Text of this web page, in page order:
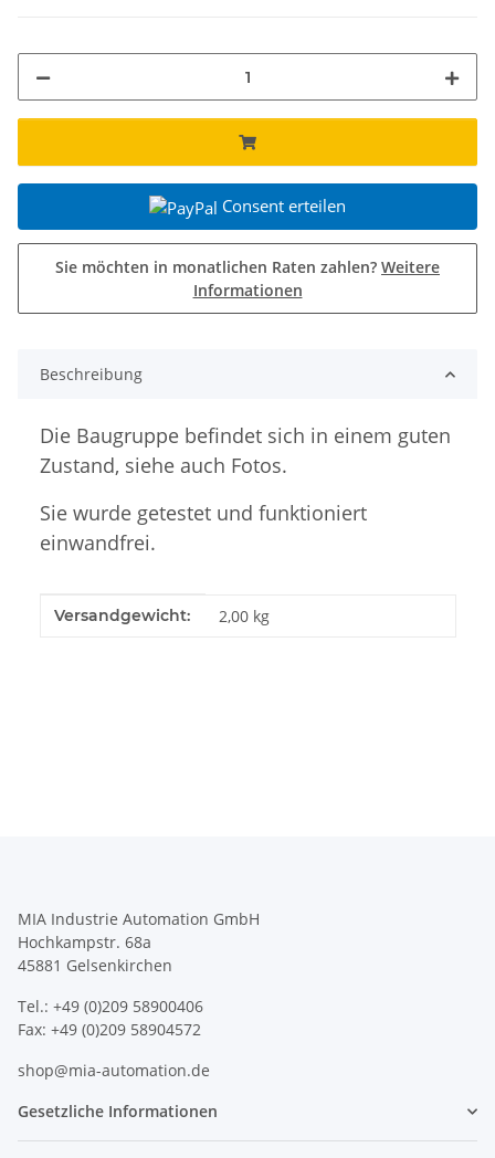
Consent erteilen
Sie möchten in monatlichen Raten zahlen? Weitere
Informationen
Beschreibung
Die Baugruppe befindet sich in einem guten
Zustand, siehe auch Fotos.
Sie wurde getestet und funktioniert
einwandfrei.
Produkteigenschaft
Wert
Versandgewicht: 2,00 kg
MIA Industrie Automation GmbH
Hochkampstr. 68a
45881 Gelsenkirchen
Tel.: +49 (0)209 58900406
Fax: +49 (0)209 58904572
shop@mia-automation.de
Gesetzliche Informationen